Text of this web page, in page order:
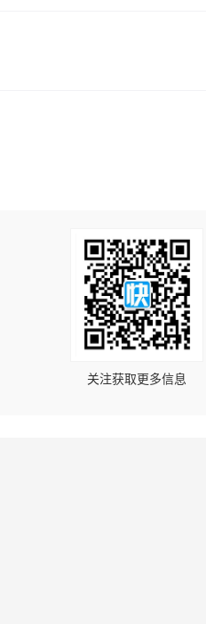
关注获取更多信息